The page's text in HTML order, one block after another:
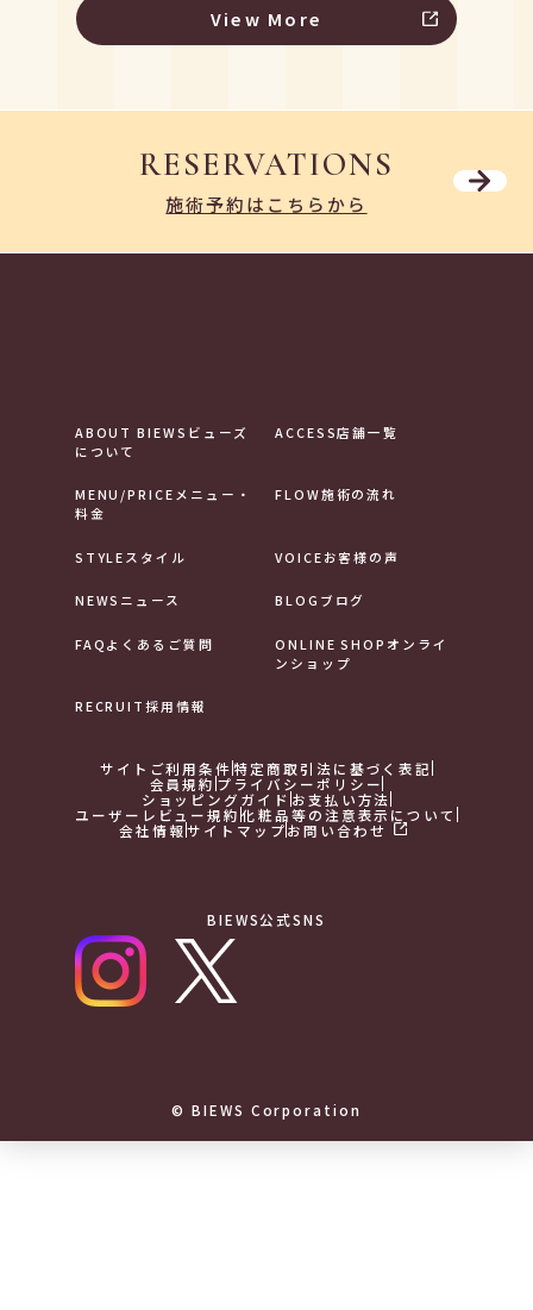
View More
RESERVATIONS
施術予約はこちらから
ABOUT BIEWS ビューズ
について
ACCESS店舗一覧
MENU/PRICE メニュー・
料金
FLOW施術の流れ
STYLE スタイル VOICEお客様の声
NEWS ニュース BLOG ブログ
FAQ よくあるご質問 ONLINE SHOP オンライ
ンショップ
RECRUIT採用情報
サイトご利用条件特定商取引法に基づく表記
会員規約 プライバシーポリシー
ショッピングガイド お支払い方法
ユーザーレビュー規約 化粧品等の注意表示について
会社情報サイトマップお問い合わせ
BIEWS公式SNS
© BIEWS Corporation